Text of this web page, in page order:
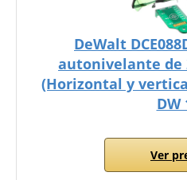
DeWalt
autonivelante de
(Horizontal y
DW
Ver